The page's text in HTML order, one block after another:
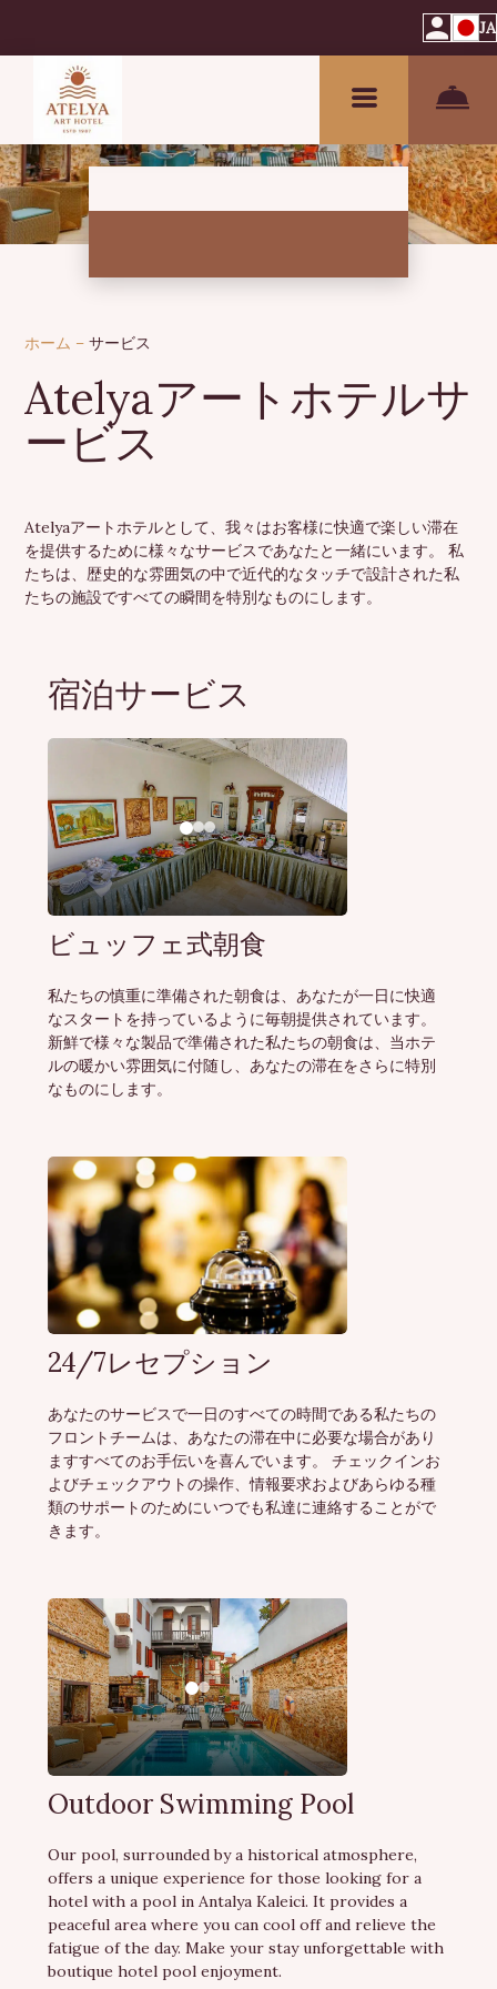
JA
ホーム –サービス
Atelyaアートホテルサ
ービス
Atelyaアートホテルとして、我々はお客様に快適で楽しい滞在
を提供するために様々なサービスであなたと一緒にいます。 私
たちは、歴史的な雰囲気の中で近代的なタッチで設計された私
たちの施設ですべての瞬間を特別なものにします。
宿泊サービス
ビュッフェ式朝食
私たちの慎重に準備された朝食は、あなたが一日に快適
なスタートを持っているように毎朝提供されています。
新鮮で様々な製品で準備された私たちの朝食は、当ホテ
ルの暖かい雰囲気に付随し、あなたの滞在をさらに特別
なものにします。
24/7レセプション
あなたのサービスで一日のすべての時間である私たちの
フロントチームは、あなたの滞在中に必要な場合があり
ますすべてのお手伝いを喜んでいます。 チェックインお
よびチェックアウトの操作、情報要求およびあらゆる種
類のサポートのためにいつでも私達に連絡することがで
きます。
Outdoor Swimming Pool
Our pool, surrounded by a historical atmosphere,
offers a unique experience for those looking for a
hotel with a pool in Antalya Kaleici. It provides a
peaceful area where you can cool off and relieve the
fatigue of the day. Make your stay unforgettable with
boutique hotel pool enjoyment.